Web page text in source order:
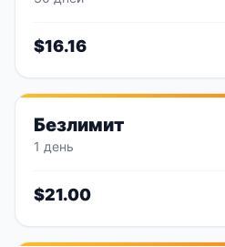
$16.16
Безлимит
1 день
$21.00